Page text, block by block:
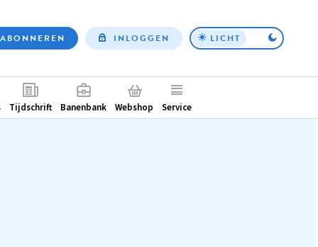
Top
ABONNEREN INLOGGEN LICHT
Tijdschrift Banenbank Webshop Service